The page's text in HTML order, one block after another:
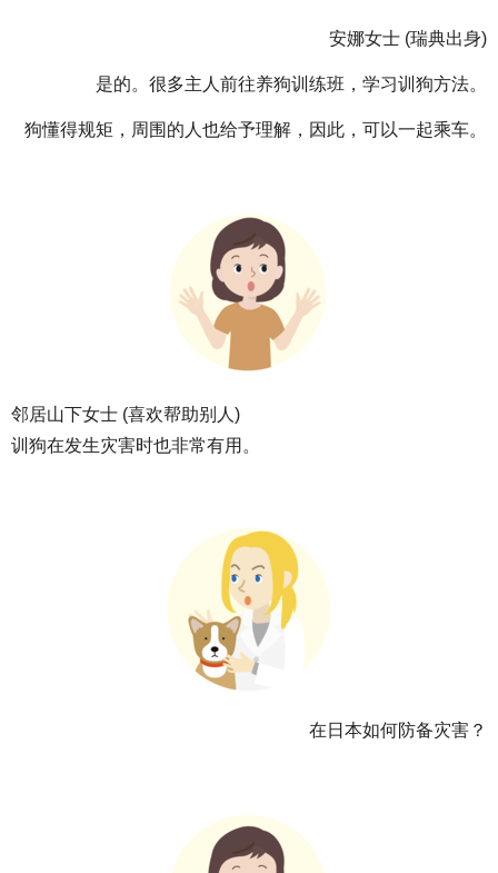
安娜女士 (瑞典出身)
是的。很多主人前往养狗训练班，学习训狗方法。
狗懂得规矩，周围的人也给予理解，因此，可以一起乘车。
邻居山下女士 (喜欢帮助别人)
训狗在发生灾害时也非常有用。
在日本如何防备灾害？